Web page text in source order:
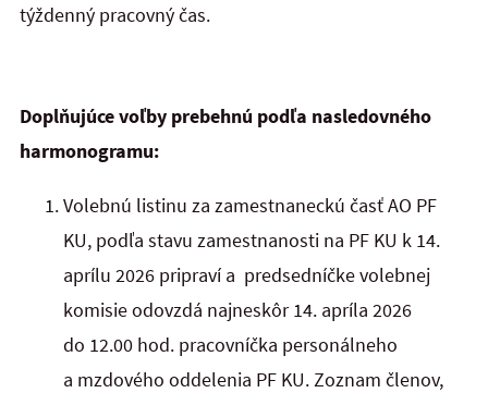
týždenný pracovný čas.
Doplňujúce voľby prebehnú podľa nasledovného
harmonogramu:
Volebnú listinu za zamestnaneckú časť AO PF
KU, podľa stavu zamestnanosti na PF KU k 14.
aprílu 2026 pripraví a predsedníčke volebnej
komisie odovzdá najneskôr 14. apríla 2026
do 12.00 hod. pracovníčka personálneho
a mzdového oddelenia PF KU. Zoznam členov,